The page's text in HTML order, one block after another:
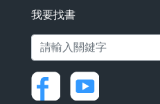
我要找書